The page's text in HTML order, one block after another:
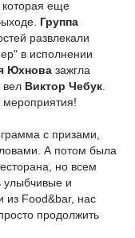
которая еще
Группа
развлекали
в исполнении
Юхнова зажгла
вел Виктор Чебук
с призами,
А потом была
но всем
улыбчивые и
из Food&bar, нас
продолжить